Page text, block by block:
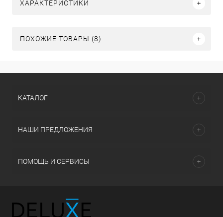
ХАРАКТЕРИСТИКИ
ПОХОЖИЕ ТОВАРЫ (8)
КАТАЛОГ
НАШИ ПРЕДЛОЖЕНИЯ
ПОМОЩЬ И СЕРВИСЫ